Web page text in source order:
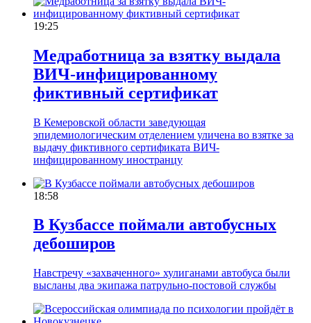
19:25
Медработница за взятку выдала
ВИЧ-инфицированному
фиктивный сертификат
В Кемеровской области заведующая
эпидемиологическим отделением уличена во взятке за
выдачу фиктивного сертификата ВИЧ-
инфицированному иностранцу
18:58
В Кузбассе поймали автобусных
дебоширов
Навстречу «захваченного» хулиганами автобуса были
высланы два экипажа патрульно-постовой службы